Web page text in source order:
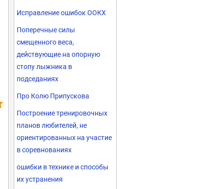
Исправление ошибок ООКХ
Поперечные силы
смещенного веса,
действующие на опорную
стопу лыжника в
подседаниях
Про Колю Припускова
Построение тренировочных
планов любителей, не
ориентированных на участие
в соревнованиях
ошибки в технике и способы
их устранения